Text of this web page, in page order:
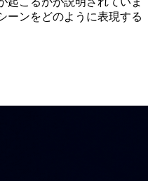
ーンをどのように表現する